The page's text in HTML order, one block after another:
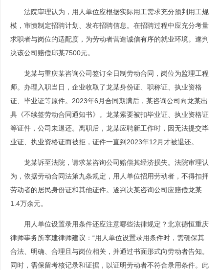
法院审理认为，用人单位应根据实际用工需求充分预判用工规
模，审慎制定招聘计划、发布招聘信息。在招聘过程中应充分考量
求职者与岗位的适配度，为劳动者营造诚信有序的就业环境。遂判
决该公司赔偿邱某7500元。
龙某与重庆某咨询公司签订全日制劳动合同，岗位为监理工程
师。办理入职当日，企业收取了龙某身份证、职称证、执业资格
证、毕业证等原件。2023年6月合同期满后，某咨询公司向龙某出
具《不续签劳动合同通知书》。龙某索要被扣毕业证、执业资格证
等证件，公司未退还。离职后，龙某应聘新工作时，因无法提交毕
业证、执业资格证而被拒，证件一直到2023年12月才被退还。
龙某诉至法院，请求某咨询公司赔偿其经济损失。法院审理认
为，依据劳动合同法第九条规定，用人单位招用劳动者，不得扣押
劳动者的居民身份证和其他证件。遂判决某咨询公司应赔偿龙某
1.4万余元。
用人单位设置录用条件还应注意哪些法律规定？北京德恒重庆
律师事务所李建律师建议：“用人单位设置录用条件时，需确保其
合法、明确、合理且与岗位相关，并通过书面形式向劳动者告知。
同时，需保留考核记录和证据，以证明劳动者不符合录用条件。此